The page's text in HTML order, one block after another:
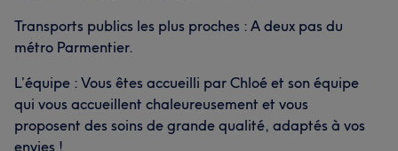
Transports publics les plus proches : A deux pas du
métro Parmentier.
L’équipe : Vous êtes accueilli par Chloé et son équipe
qui vous accueillent chaleureusement et vous
proposent des soins de grande qualité, adaptés à vos
envies !